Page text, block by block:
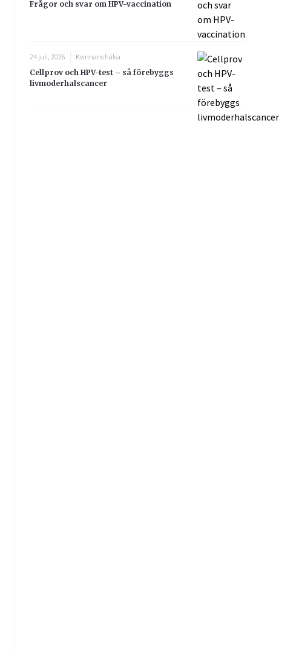
Frågor och svar om HPV-vaccination
24 juli, 2026
Kvinnans hälsa
Cellprov och HPV-test – så förebyggs
livmoderhalscancer